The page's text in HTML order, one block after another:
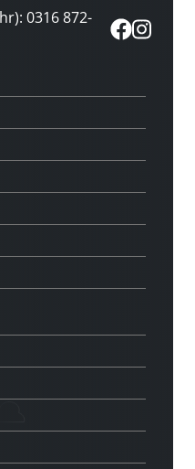
0316 872-